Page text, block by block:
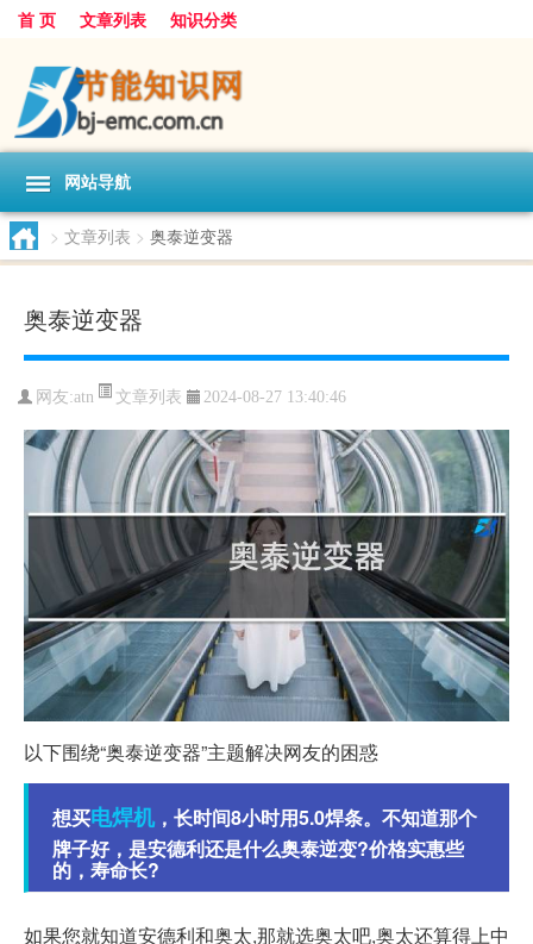
首 页 文章列表 知识分类
网站导航
> 文章列表 > 奥泰逆变器
奥泰逆变器
网友:atn 文章列表 2024-08-27 13:40:46
以下围绕“奥泰逆变器”主题解决网友的困惑
想买电焊机 ，长时间8小时用5.0焊条。不知道那个
牌子好，是安德利还是什么奥泰逆变?价格实惠些
的，寿命长?
如果您就知道安德利和奥太,那就选奥太吧,奥太还算得上中